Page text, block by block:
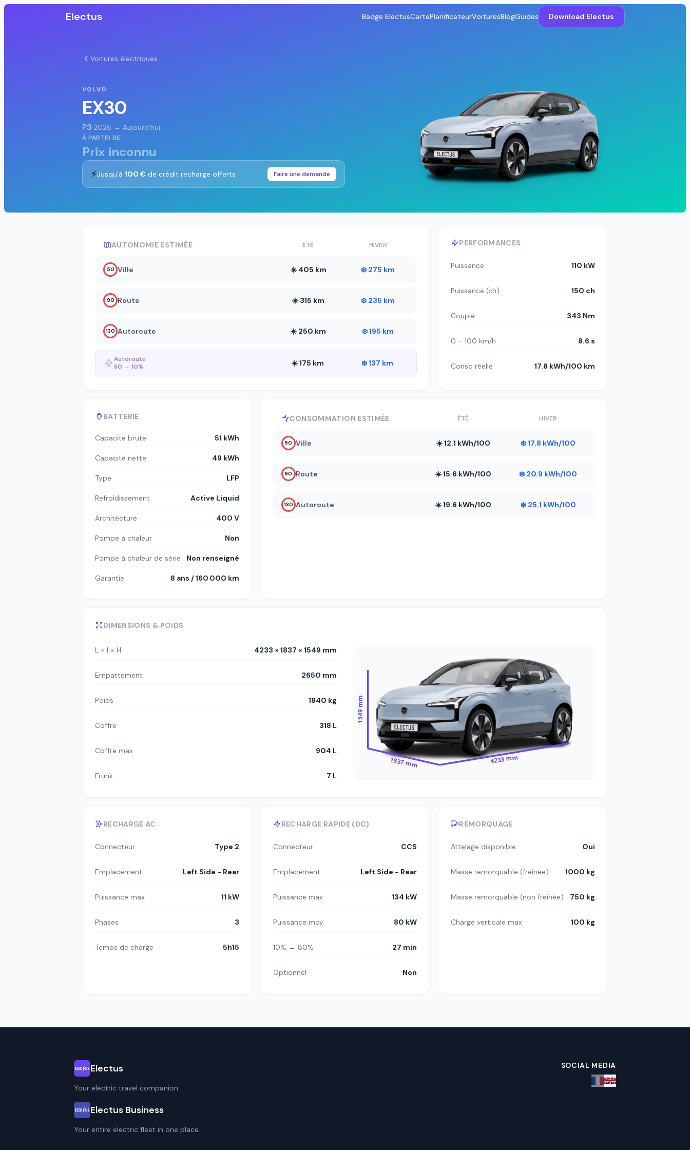
Electus Badge ElectusCartePlanificateurVoituresBlogGuides Download Electus
Voitures électriques
VOLVO
EX30
P3·2026 → Aujourd'hui
À PARTIR DE
Prix inconnu
⚡Jusqu'à 100 € de crédit recharge offerts Faire une demande
AUTONOMIE ESTIMÉE ÉTÉ HIVER
50 Ville ☀️ 405 km ❄️ 275 km
90 Route ☀️ 315 km ❄️ 235 km
130 Autoroute ☀️ 250 km ❄️ 195 km
Autoroute
80 → 10%
☀️ 175 km ❄️ 137 km
PERFORMANCES
Puissance 110 kW
Puissance (ch) 150 ch
Couple 343 Nm
0 – 100 km/h 8.6 s
Conso réelle 17.8 kWh/100 km
BATTERIE
Capacité brute 51 kWh
Capacité nette 49 kWh
Type LFP
Refroidissement Active Liquid
Architecture 400 V
Pompe à chaleur Non
Pompe à chaleur de série Non renseigné
Garantie 8 ans / 160 000 km
CONSOMMATION ESTIMÉE ÉTÉ HIVER
50 Ville ☀️ 12.1 kWh/100 ❄️ 17.8 kWh/100
90 Route ☀️ 15.6 kWh/100 ❄️ 20.9 kWh/100
130 Autoroute ☀️ 19.6 kWh/100 ❄️ 25.1 kWh/100
DIMENSIONS & POIDS
L × l × H 4233 × 1837 × 1549 mm
Empattement 2650 mm
Poids 1840 kg
Coffre 318 L
Coffre max 904 L
Frunk 7 L
1549 mm
1837 mm 4233 mm
RECHARGE AC
Connecteur Type 2
Emplacement Left Side - Rear
Puissance max 11 kW
Phases 3
Temps de charge 5h15
RECHARGE RAPIDE (DC)
Connecteur CCS
Emplacement Left Side - Rear
Puissance max 134 kW
Puissance moy. 80 kW
10% → 80% 27 min
Optionnel Non
REMORQUAGE
Attelage disponible Oui
Masse remorquable (freinée) 1000 kg
Masse remorquable (non freinée) 750 kg
Charge verticale max 100 kg
Electus
Your electric travel companion.
Electus Business
Your entire electric fleet in one place.
SOCIAL MEDIA